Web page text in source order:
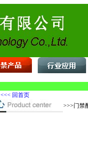
<<< 回首页
>>>门禁